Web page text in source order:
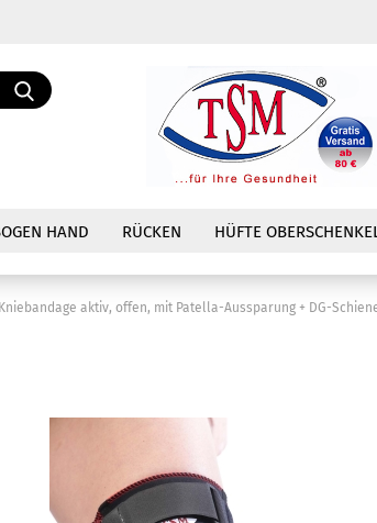
Sprache
Währung
Suche...
HAND RÜCKEN HÜFTE
Kniebandage aktiv, offen, mit Patella-Aussparung + DG-